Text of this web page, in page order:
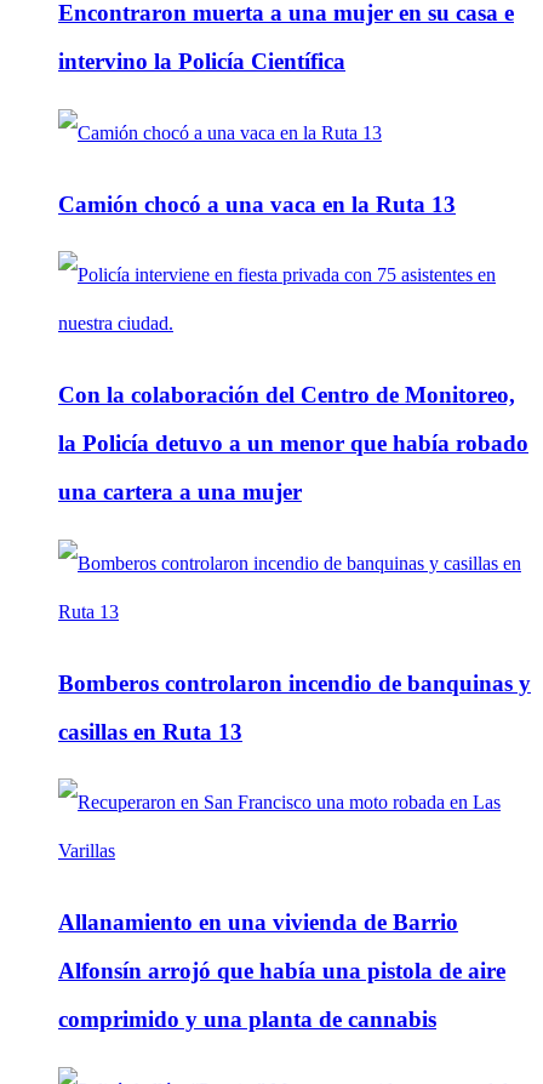
Encontraron muerta a una mujer en su casa e
intervino la Policía Científica
Camión chocó a una vaca en la Ruta 13
Con la colaboración del Centro de Monitoreo,
la Policía detuvo a un menor que había robado
una cartera a una mujer
Bomberos controlaron incendio de banquinas y
casillas en Ruta 13
Allanamiento en una vivienda de Barrio
Alfonsín arrojó que había una pistola de aire
comprimido y una planta de cannabis